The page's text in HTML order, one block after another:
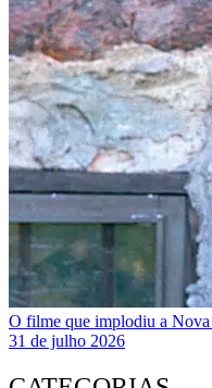
O filme que implodiu a
31 de julho 2026